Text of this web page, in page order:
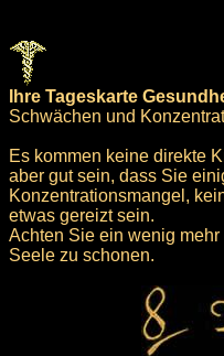
Ihre Tageskarte
Schwächen und
Es kommen keine direkte
aber gut sein, dass Sie
Konzentrationsmangel,
etwas gereizt sein.
Achten Sie ein wenig
Seele zu schonen.